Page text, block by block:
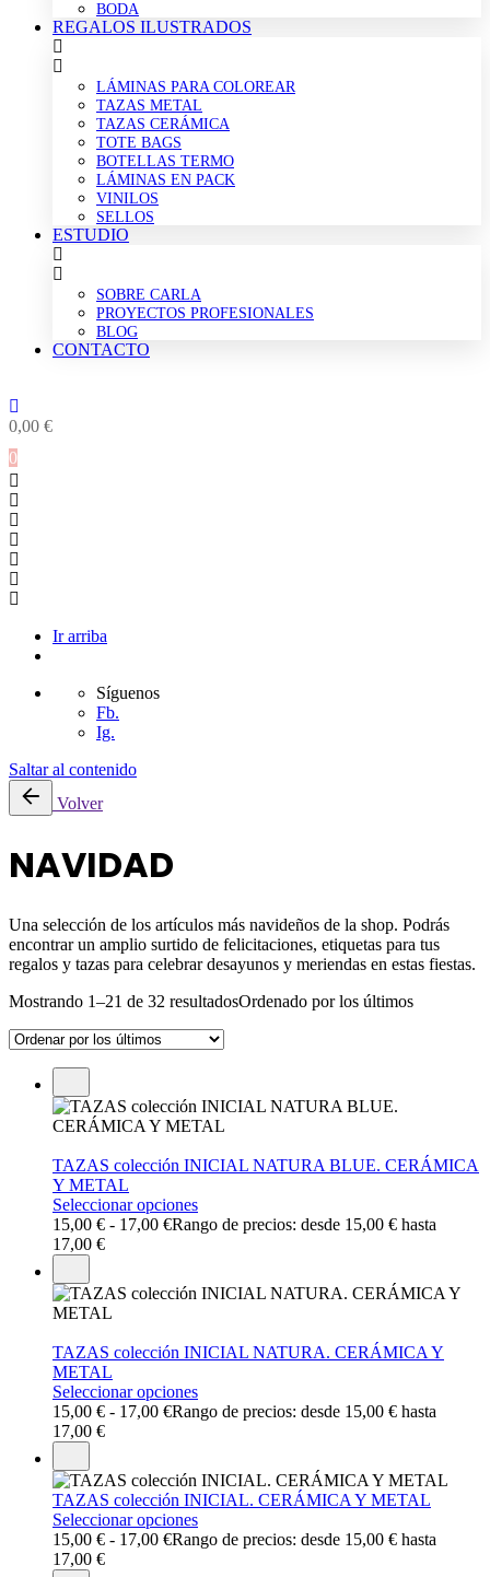
BODA
REGALOS ILUSTRADOS
LÁMINAS PARA COLOREAR
TAZAS METAL
TAZAS CERÁMICA
TOTE BAGS
BOTELLAS TERMO
LÁMINAS EN PACK
VINILOS
SELLOS
ESTUDIO
SOBRE CARLA
PROYECTOS PROFESIONALES
BLOG
CONTACTO
0,00 €
0
Ir arriba
Síguenos
Fb.
Ig.
Saltar al contenido
Volver
NAVIDAD
Una selección de los artículos más navideños de la shop. Podrás
encontrar un amplio surtido de felicitaciones, etiquetas para tus
regalos y tazas para celebrar desayunos y meriendas en estas fiestas.
Mostrando 1–21 de 32 resultadosOrdenado por los últimos
TAZAS colección INICIAL NATURA BLUE. CERÁMICA
Y METAL
Seleccionar opciones
15,00 € - 17,00 €Rango de precios: desde 15,00 € hasta
17,00 €
TAZAS colección INICIAL NATURA. CERÁMICA Y
METAL
Seleccionar opciones
15,00 € - 17,00 €Rango de precios: desde 15,00 € hasta
17,00 €
TAZAS colección INICIAL. CERÁMICA Y METAL
Seleccionar opciones
15,00 € - 17,00 €Rango de precios: desde 15,00 € hasta
17,00 €